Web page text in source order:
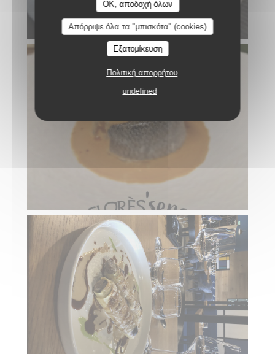
OK, αποδοχή όλων
Απόρριψε όλα τα "μπισκότα" (cookies)
Εξατομίκευση
Πολιτική απορρήτου
undefined